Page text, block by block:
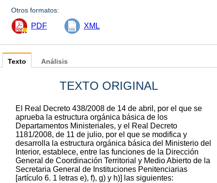
Otros formatos:
PDF XML
Texto
TEXTO ORIGINAL
El Real Decreto 438/2008 de 14 de abril, por el que se
aprueba la estructura orgánica básica de los
Departamentos Ministeriales, y el Real Decreto
1181/2008, de 11 de julio, por el que se modifica y
desarrolla la estructura orgánica básica del Ministerio del
Interior, establece, entre las funciones de la Dirección
General de Coordinación Territorial y Medio Abierto de la
Secretaria General de Instituciones Penitenciarias
[artículo 6. 1 letras e), f), g) y h)] las siguientes:
Análisis